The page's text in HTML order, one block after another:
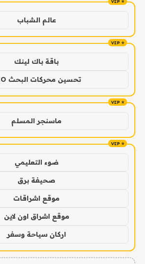
عالم الشباب
باقة باك لينك
تحسين محركات البحث SEO
ماسنجر المسلم
ضوء التعليمي
صحيفة برق
موقع اشراقات
موقع اشراق اون لاين
اركان سياحة وسفر